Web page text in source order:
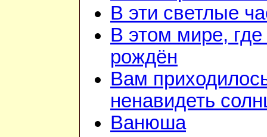
В эти светлые
В этом мире,
рождён
Вам
ненавидеть
Ванюша